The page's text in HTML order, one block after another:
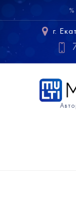
Samsung
Xiaomi
г.